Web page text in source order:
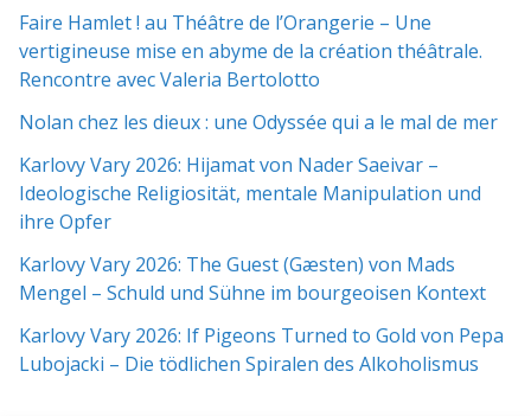
Faire Hamlet ! au Théâtre de l’Orangerie – Une
vertigineuse mise en abyme de la création théâtrale.
Rencontre avec Valeria Bertolotto
Nolan chez les dieux : une Odyssée qui a le mal de mer
Karlovy Vary 2026: Hijamat von Nader Saeivar​​ –
Ideologische Religiosität, mentale Manipulation und
ihre Opfer
Karlovy Vary 2026: The Guest (Gæsten) von Mads
Mengel – Schuld und Sühne im bourgeoisen Kontext
Karlovy Vary 2026: If Pigeons Turned to Gold von Pepa
Lubojacki – Die tödlichen Spiralen des Alkoholismus